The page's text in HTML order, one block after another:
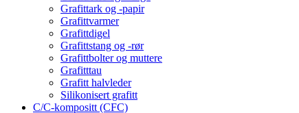
Grafittark og -papir
Grafittvarmer
Grafittdigel
Grafittstang og -rør
Grafittbolter og muttere
Grafitttau
Grafitt halvleder
Silikonisert grafitt
C/C-kompositt (CFC)